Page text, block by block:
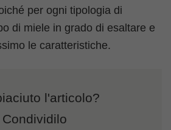
per ogni tipologia di
di miele in grado di esaltare e
le caratteristiche.
l'articolo?
Condividilo